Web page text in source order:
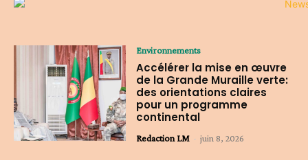
Environnements
Accélérer la mise en œuvre
de la Grande Muraille verte:
des orientations claires
pour un programme
continental
Redaction LM - juin 8, 2026